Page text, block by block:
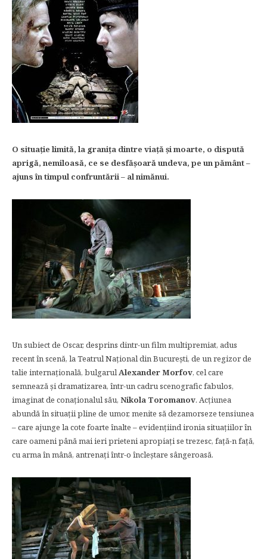
O situaţie limită, la graniţa dintre viaţă şi moarte, o dispută
aprigă, nemiloasă, ce se desfăşoară undeva, pe un pământ –
ajuns în timpul confruntării – al nimănui.
Un subiect de Oscar, desprins dintr-un film multipremiat, adus
recent în scenă, la Teatrul Naţional din Bucureşti, de un regizor de
talie internaţională, bulgarulAlexander Morfov, cel care
semnează şi dramatizarea, într-un cadru scenografic fabulos,
imaginat de conaţionalul său, Nikola Toromanov. Acţiunea
abundă în situaţii pline de umor, menite să dezamorseze tensiunea
– care ajunge la cote foarte înalte – evidenţiind ironia situaţiilor în
care oameni până mai ieri prieteni apropiaţi se trezesc, faţă-n faţă,
cu arma în mână, antrenaţi într-o încleştare sângeroasă.